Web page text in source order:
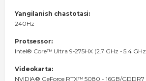
Yangilanish chastotasi:
240Hz
Protsessor:
Intel® Core™ Ultra 9-275HX (2.7 GHz - 5.4
Videokarta:
NVIDIA® GeForce RTX™ 5080 - 16GB/GDDR7